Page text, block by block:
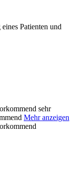
Patienten und
sehr
Mehr anzeigen